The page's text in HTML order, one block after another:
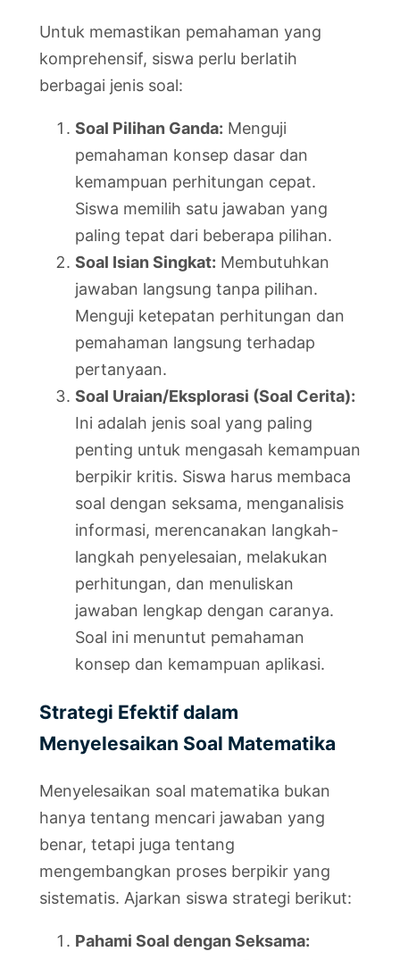
Untuk memastikan pemahaman yang
komprehensif, siswa perlu berlatih
berbagai jenis soal:
Soal Pilihan Ganda: Menguji
pemahaman konsep dasar dan
kemampuan perhitungan cepat.
Siswa memilih satu jawaban yang
paling tepat dari beberapa pilihan.
Soal Isian Singkat: Membutuhkan
jawaban langsung tanpa pilihan.
Menguji ketepatan perhitungan dan
pemahaman langsung terhadap
pertanyaan.
Soal Uraian/Eksplorasi (Soal Cerita):
Ini adalah jenis soal yang paling
penting untuk mengasah kemampuan
berpikir kritis. Siswa harus membaca
soal dengan seksama, menganalisis
informasi, merencanakan langkah-
langkah penyelesaian, melakukan
perhitungan, dan menuliskan
jawaban lengkap dengan caranya.
Soal ini menuntut pemahaman
konsep dan kemampuan aplikasi.
Strategi Efektif dalam
Menyelesaikan Soal Matematika
Menyelesaikan soal matematika bukan
hanya tentang mencari jawaban yang
benar, tetapi juga tentang
mengembangkan proses berpikir yang
sistematis. Ajarkan siswa strategi berikut:
Pahami Soal dengan Seksama: